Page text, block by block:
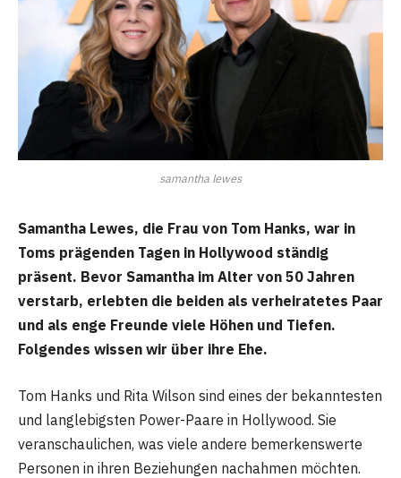
samantha lewes
Samantha Lewes, die Frau von Tom Hanks, war in
Toms prägenden Tagen in Hollywood ständig
präsent. Bevor Samantha im Alter von 50 Jahren
verstarb, erlebten die beiden als verheiratetes Paar
und als enge Freunde viele Höhen und Tiefen.
Folgendes wissen wir über ihre Ehe.
Tom Hanks und Rita Wilson sind eines der bekanntesten
und langlebigsten Power-Paare in Hollywood. Sie
veranschaulichen, was viele andere bemerkenswerte
Personen in ihren Beziehungen nachahmen möchten.